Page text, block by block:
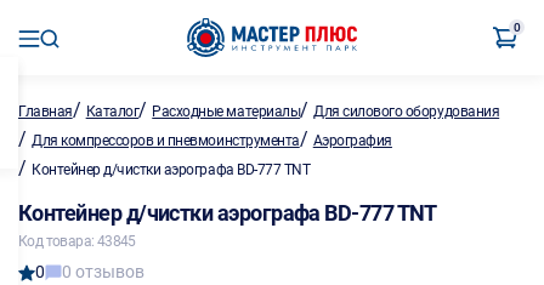
0
Главная/ Каталог/ Расходные материалы/Для силового оборудования
/ Для компрессоров и пневмоинструмента/ Аэрография
/ Контейнер д/чистки аэрографа BD-777 TNT
Контейнер д/чистки аэрографа BD-777 TNT
Код товара: 43845
0 0 отзывов